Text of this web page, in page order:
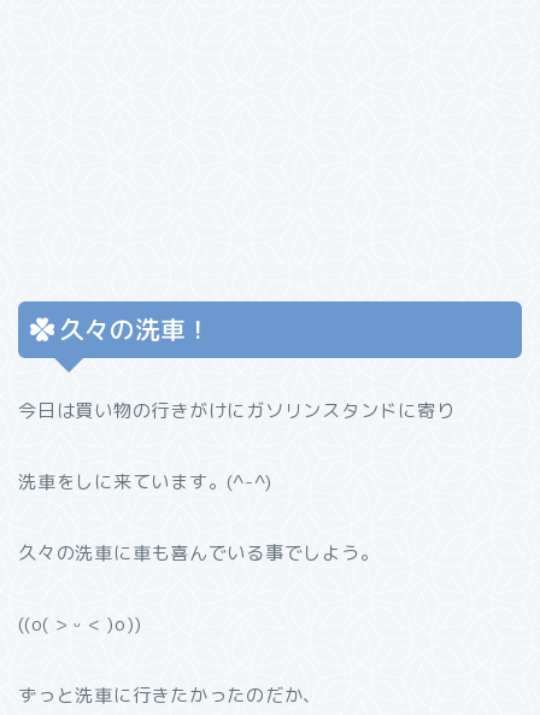
久々の洗車！
今日は買い物の行きがけにガソリンスタンドに寄り
洗車をしに来ています。(^-^)
久々の洗車に車も喜んでいる事でしよう。
((o( > ᵕ < )o))
ずっと洗車に行きたかったのだか、